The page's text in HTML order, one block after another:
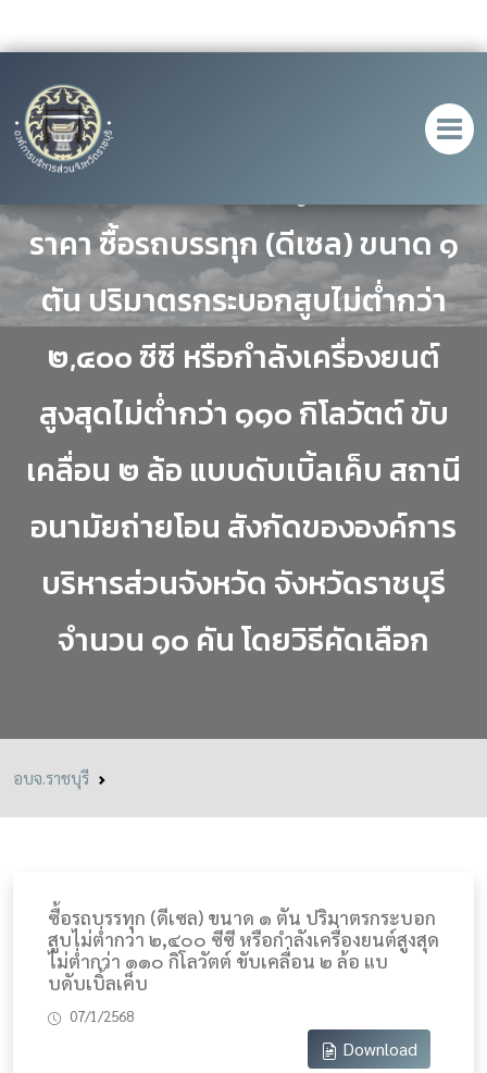
ประกาศ เรื่อง ประกาศผู้ชนะการเสนอ
ราคา ซื้อรถบรรทุก (ดีเซล) ขนาด ๑
ตัน ปริมาตรกระบอกสูบไม่ต่ำกว่า
๒,๔๐๐ ซีซี หรือกำลังเครื่องยนต์
สูงสุดไม่ต่ำกว่า ๑๑๐ กิโลวัตต์ ขับ
เคลื่อน ๒ ล้อ แบบดับเบิ้ลเค็บ สถานี
อนามัยถ่ายโอน สังกัดขององค์การ
บริหารส่วนจังหวัด จังหวัดราชบุรี
จำนวน ๑๐ คัน โดยวิธีคัดเลือก
อบจ.ราชบุรี
ซื้อรถบรรทุก (ดีเซล) ขนาด ๑ ตัน ปริมาตรกระบอก
สูบไม่ต่ำกว่า ๒,๔๐๐ ซีซี หรือกำลังเครื่องยนต์สูงสุด
ไม่ต่ำกว่า ๑๑๐ กิโลวัตต์ ขับเคลื่อน ๒ ล้อ แบ
บดับเบิ้ลเค็บ
07/1/2568
Download